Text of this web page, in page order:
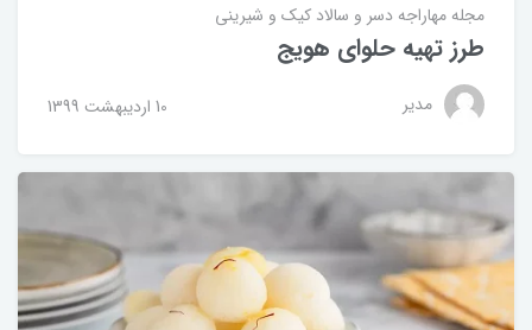
مجله مهاراجه دسر و سالاد کیک و شیرینی
طرز تهیه حلوای هویج
مدیر 10 ارديبهشت 1399